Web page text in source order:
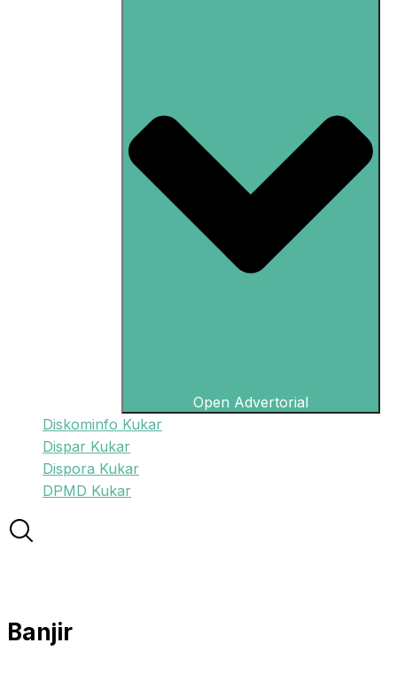
Open Advertorial
Diskominfo Kukar
Dispar Kukar
Dispora Kukar
DPMD Kukar
Banjir